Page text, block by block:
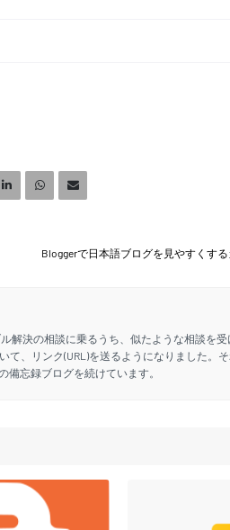
Bloggerで日本語ブログを見やすくす
解決の相談に乗るうち、似たような相談を
て、リンク(URL)を送るようになりました。
備忘録ブログを続けています。